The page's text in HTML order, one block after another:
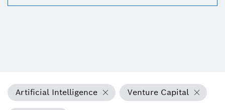
Artificial Intelligence Venture Capital